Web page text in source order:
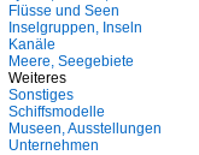
Flüsse und Seen
Inselgruppen, Inseln
Kanäle
Meere, Seegebiete
Weiteres
Sonstiges
Schiffsmodelle
Museen, Ausstellungen
Unternehmen